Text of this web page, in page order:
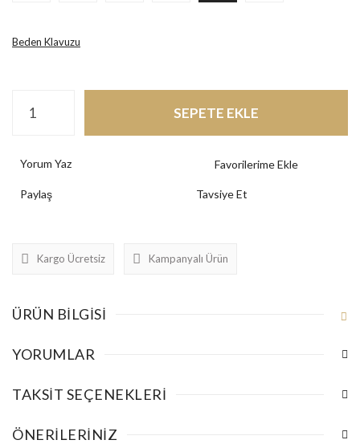
Beden Klavuzu
SEPETE EKLE
Yorum Yaz
Paylaş Tavsiye Et
Kargo Ücretsiz Kampanyalı Ürün
ÜRÜN BILGISI
YORUMLAR
TAKSIT SEÇENEKLERI
ÖNERILERINIZ